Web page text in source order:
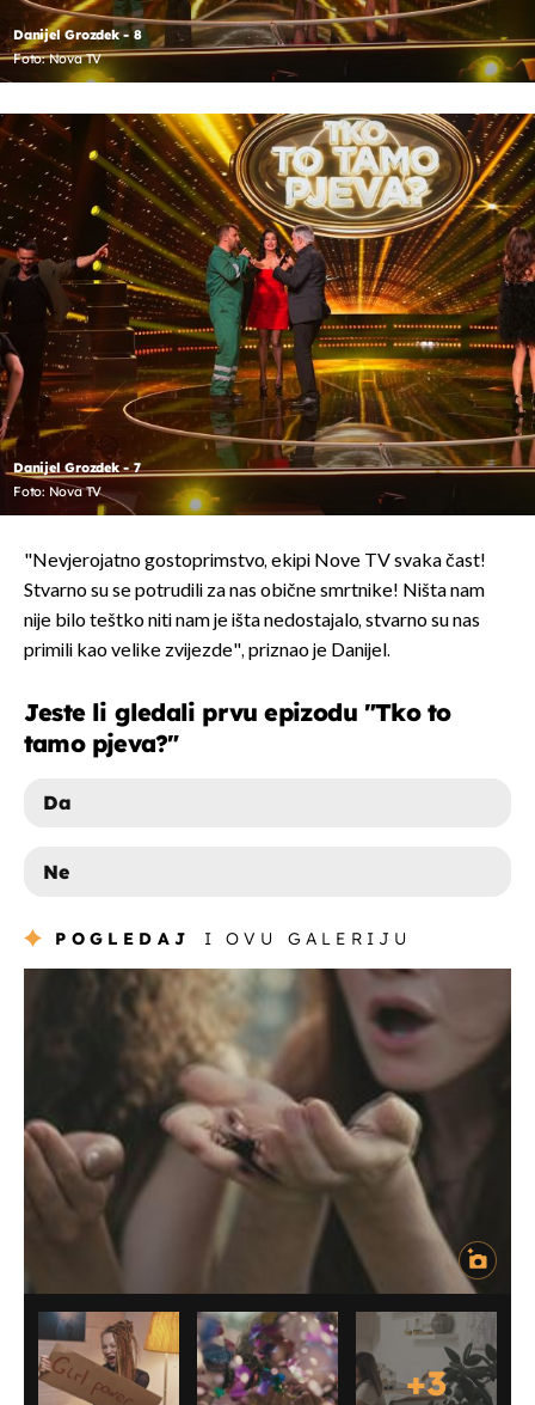
Danijel Grozdek - 8
Foto: Nova TV
Danijel Grozdek - 7
Foto: Nova TV
"Nevjerojatno gostoprimstvo, ekipi Nove TV svaka čast!
Stvarno su se potrudili za nas obične smrtnike! Ništa nam
nije bilo teštko niti nam je išta nedostajalo, stvarno su nas
primili kao velike zvijezde", priznao je Danijel.
Jeste li gledali prvu epizodu "Tko to
tamo pjeva?"
Da
Ne
DAPOGLEDAJ I OVU GALERIJU
+3